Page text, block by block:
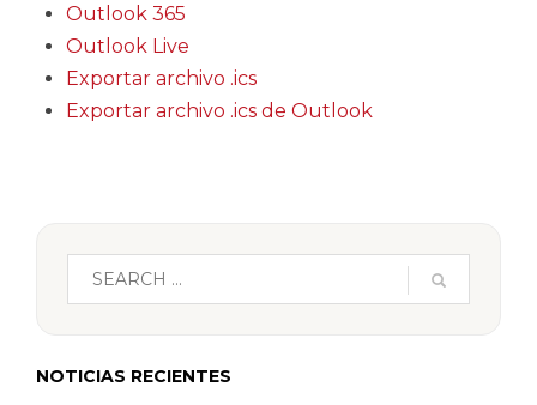
Outlook 365
Outlook Live
Exportar archivo .ics
Exportar archivo .ics de Outlook
NOTICIAS RECIENTES